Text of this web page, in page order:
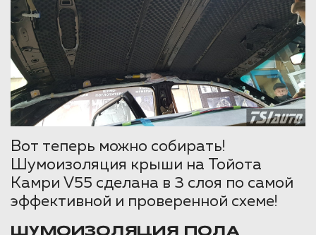
Вот теперь можно собирать!
Шумоизоляция крыши на Тойота
Камри V55 сделана в 3 слоя по самой
эффективной и проверенной схеме!
ШУМОИЗОЛЯЦИЯ ПОЛА